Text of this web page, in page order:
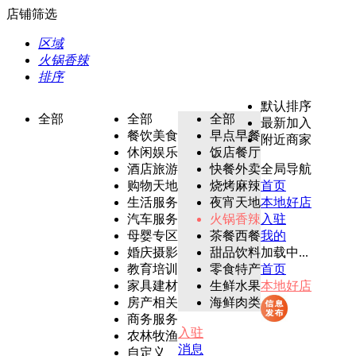
店铺筛选
区域
火锅香辣
排序
全部
全部
餐饮美食
休闲娱乐
酒店旅游
购物天地
生活服务
汽车服务
母婴专区
婚庆摄影
教育培训
家具建材
房产相关
商务服务
农林牧渔
自定义
全部
早点早餐
饭店餐厅
快餐外卖
烧烤麻辣
夜宵天地
火锅香辣
茶餐西餐
甜品饮料
零食特产
生鲜水果
海鲜肉类
默认排序
最新加入
附近商家
全局导航
首页
本地好店
入驻
我的
加载中...
首页
本地好店
入驻
消息